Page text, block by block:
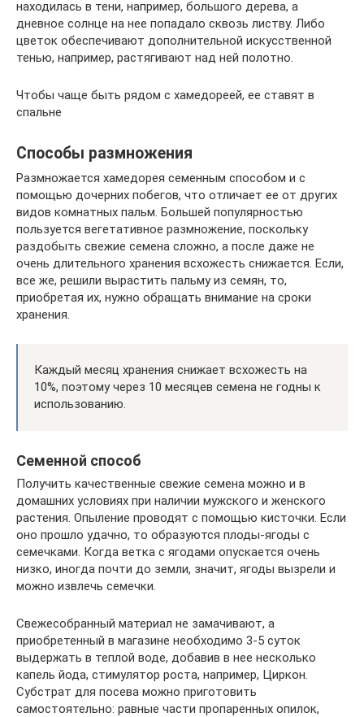
находилась в тени, например, большого дерева, а
дневное солнце на нее попадало сквозь листву. Либо
цветок обеспечивают дополнительной искусственной
тенью, например, растягивают над ней полотно.
Чтобы чаще быть рядом с хамедореей, ее ставят в
спальне
Способы размножения
Размножается хамедорея семенным способом и с
помощью дочерних побегов, что отличает ее от других
видов комнатных пальм. Большей популярностью
пользуется вегетативное размножение, поскольку
раздобыть свежие семена сложно, а после даже не
очень длительного хранения всхожесть снижается. Если,
все же, решили вырастить пальму из семян, то,
приобретая их, нужно обращать внимание на сроки
хранения.
Каждый месяц хранения снижает всхожесть на
10%, поэтому через 10 месяцев семена не годны к
использованию.
Семенной способ
Получить качественные свежие семена можно и в
домашних условиях при наличии мужского и женского
растения. Опыление проводят с помощью кисточки. Если
оно прошло удачно, то образуются плоды-ягоды с
семечками. Когда ветка с ягодами опускается очень
низко, иногда почти до земли, значит, ягоды вызрели и
можно извлечь семечки.
Свежесобранный материал не замачивают, а
приобретенный в магазине необходимо 3-5 суток
выдержать в теплой воде, добавив в нее несколько
капель йода, стимулятор роста, например, Циркон.
Субстрат для посева можно приготовить
самостоятельно: равные части пропаренных опилок,